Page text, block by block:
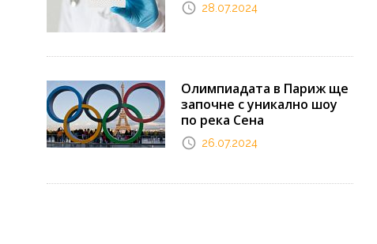
28.07.2024
Олимпиадата в Париж ще
започне с уникално шоу
по река Сена
26.07.2024